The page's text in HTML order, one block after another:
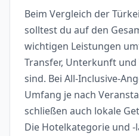
Beim Vergleich der
solltest du auf den
wichtigen Leistungen
Transfer, Unterkunft
sind. Bei All-Inclusive-
Umfang je nach
schließen auch lokale
Die Hotelkategorie und